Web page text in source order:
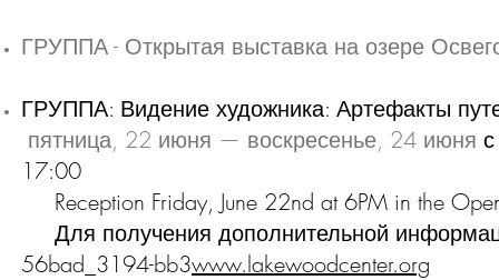
ГРУППА - Открытая выставка на озере
ГРУППА: Видение художника: Артефакты
пятница, 22 июня — воскресенье, 24 июня
17:00
Reception Friday, June 22nd at 6PM in the
Для получения дополнительной
56bad_3194-bb3www.lakewoodcenter.org